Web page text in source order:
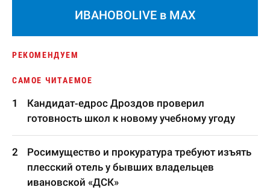
ИВАНОВОLIVE в MAX
РЕКОМЕНДУЕМ
САМОЕ ЧИТАЕМОЕ
Кандидат-едрос Дроздов проверил
готовность школ к новому учебному угоду
Росимущество и прокуратура требуют изъять
плесский отель у бывших владельцев
ивановской «ДСК»